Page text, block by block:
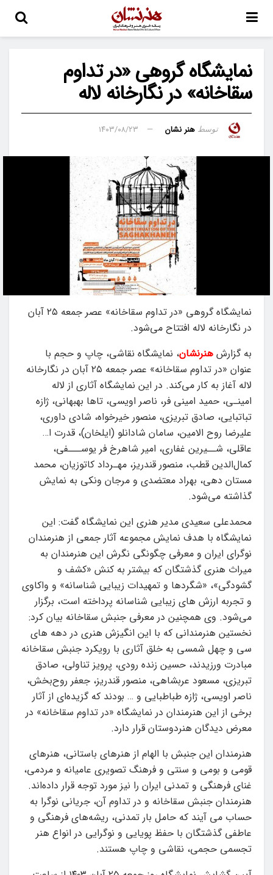
نمایشگاه گروهی «در تداوم
سقاخانه» در نگارخانه لاله
توسط هنر نشان ۱۴۰۳/۰۸/۲۳
نمایشگاه گروهی «در تداوم سقاخانه» عصر جمعه ۲۵ آبان
در نگارخانه لاله افتتاح می‌شود.
به گزارش هنرنشان، نمایشگاه نقاشی، چاپ و حجم با
عنوان «در تداوم سقاخانه» عصر جمعه ۲۵ آبان در نگارخانه
لاله آغاز به کار می‌کند. در این نمایشگاه آثاری از لاله
امینـی، حمید امینی فر، ناصر اویسی، تاها بهبهانی، ژازه
تباتبایی، صادق تبریزی، منصور خیرخواه، شادی داوری،
علیرضا روح الامین، سامان شادانلو (ایلخان)، قدرت ا…
عاقلی، شــیرین غفاری، امیر شاهرخ فر یوســـفی،
کمال‌الدین قطب، منصور قندریز، مهـرداد کاتوزیان، محمد
مستان دهی، بهراد معتضدی و مرجان ونکی به نمایش
گذاشته می‌شود.
محمدعلی سعیدی مدیر هنری این نمایشگاه گفت: این
نمایشگاه با هدف نمایش مجموعه آثار جمعی از هنرمندان
نوگرای ایران و معرفی چگونگی نگرش این هنرمندان به
میراث هنری گذشتگان که بیشتر به کنش «کشف و
گشودگی»، «شگردها و تمهیدات زیبایی شناسانه» و واکاوی
و تجربه ارزش های زیبایی شناسانه پرداخته است، برگزار
می‌شود. وی همچنین در معرفی جنبش سقاخانه بیان کرد:
نخستین هنرمندانی که با این انگیزش هنری در دهه های
سی و چهل شمسی به خلق آثاری با رویکرد جنبش سقاخانه
مبادرت ورزیدند، حسین زنده رودی، پرویز تناولی، صادق
تبریزی، مسعود عربشاهی، منصور قندریز، جعفر روح‌بخش،
ناصر اویسی، ژازه طباطبایی و … بودند که گزیده‌ای از آثار
برخی از این هنرمندان در نمایشگاه «در تداوم سقاخانه» در
معرض دیدگان هنردوستان قرار دارد.
هنرمندان این جنبش با الهام از هنرهای باستانی، هنرهای
قومی و بومی و سنتی و فرهنگ تصویری عامیانه و مردمی،
غنای فرهنگی و تمدنی ایران را نیز مورد توجه قرار داده‌اند.
هنرمندان جنبش سقاخانه و در تداوم آن، جریانی نوگرا به
حساب می آیند که حامل بار تمدنی، ریشه‌های فرهنگی و
عاطفی گذشتگان با حفظ پویایی و نوگرایی در انواع هنر
تجسمی حجمی، نقاشی و چاپ هستند.